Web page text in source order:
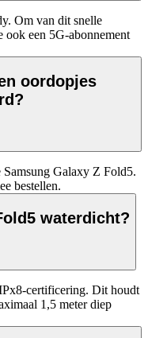
Om van dit snelle
ook een 5G-abonnement
oordopjes
Galaxy Z Fold5.
bestellen.
waterdicht?
certificering. Dit houdt
1,5 meter diep